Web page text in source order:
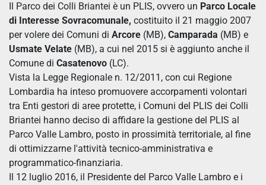
Il Parco dei Colli Briantei è un PLIS, ovvero un Parco Locale
di Interesse Sovracomunale, costituito il 21 maggio 2007
per volere dei Comuni di Arcore (MB), Camparada (MB) e
Usmate Velate (MB), a cui nel 2015 si è aggiunto anche il
Comune di Casatenovo (LC).
Vista la Legge Regionale n. 12/2011, con cui Regione
Lombardia ha inteso promuovere accorpamenti volontari
tra Enti gestori di aree protette, i Comuni del PLIS dei Colli
Briantei hanno deciso di affidare la gestione del PLIS al
Parco Valle Lambro, posto in prossimità territoriale, al fine
di ottimizzarne l'attività tecnico-amministrativa e
programmatico-finanziaria.
Il 12 luglio 2016, il Presidente del Parco Valle Lambro e i